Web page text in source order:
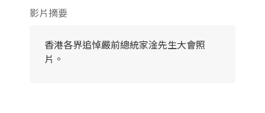
影片摘要
香港各界追悼嚴前總統家淦先生大會照
片。